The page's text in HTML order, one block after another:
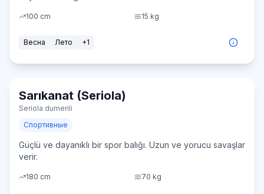
100 cm 15 kg
Весна Лето +1
⚠️ Сезонный запрет
Sarıkanat (Seriola)
Seriola dumerili
Спортивные
Güçlü ve dayanıklı bir spor balığı. Uzun ve yorucu savaşlar
verir.
180 cm 70 kg